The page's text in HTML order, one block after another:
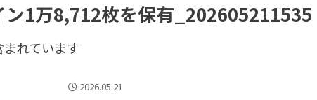
ン1万8,712枚を保有_202605211535
れています
2026.05.21